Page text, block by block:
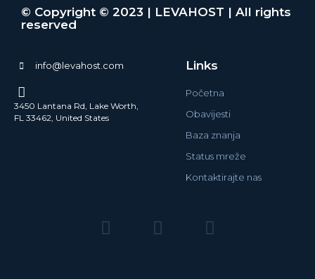
© Copyright © 2023 | LEVAHOST | All rights
reserved
info@levahost.com
3450 Lantana Rd, Lake Worth,
FL 33462, United States
Links
Početna
Obavijesti
Baza znanja
Status mreže
Kontaktirajte nas